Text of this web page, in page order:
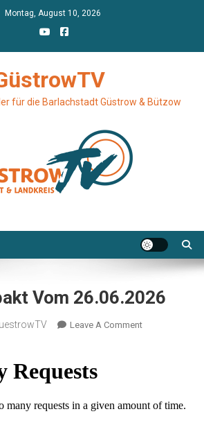
Montag, August 10, 2026
für die Barlachstadt Güstrow & Bützow
Vom 26.06.2026
Leave A CommentOn